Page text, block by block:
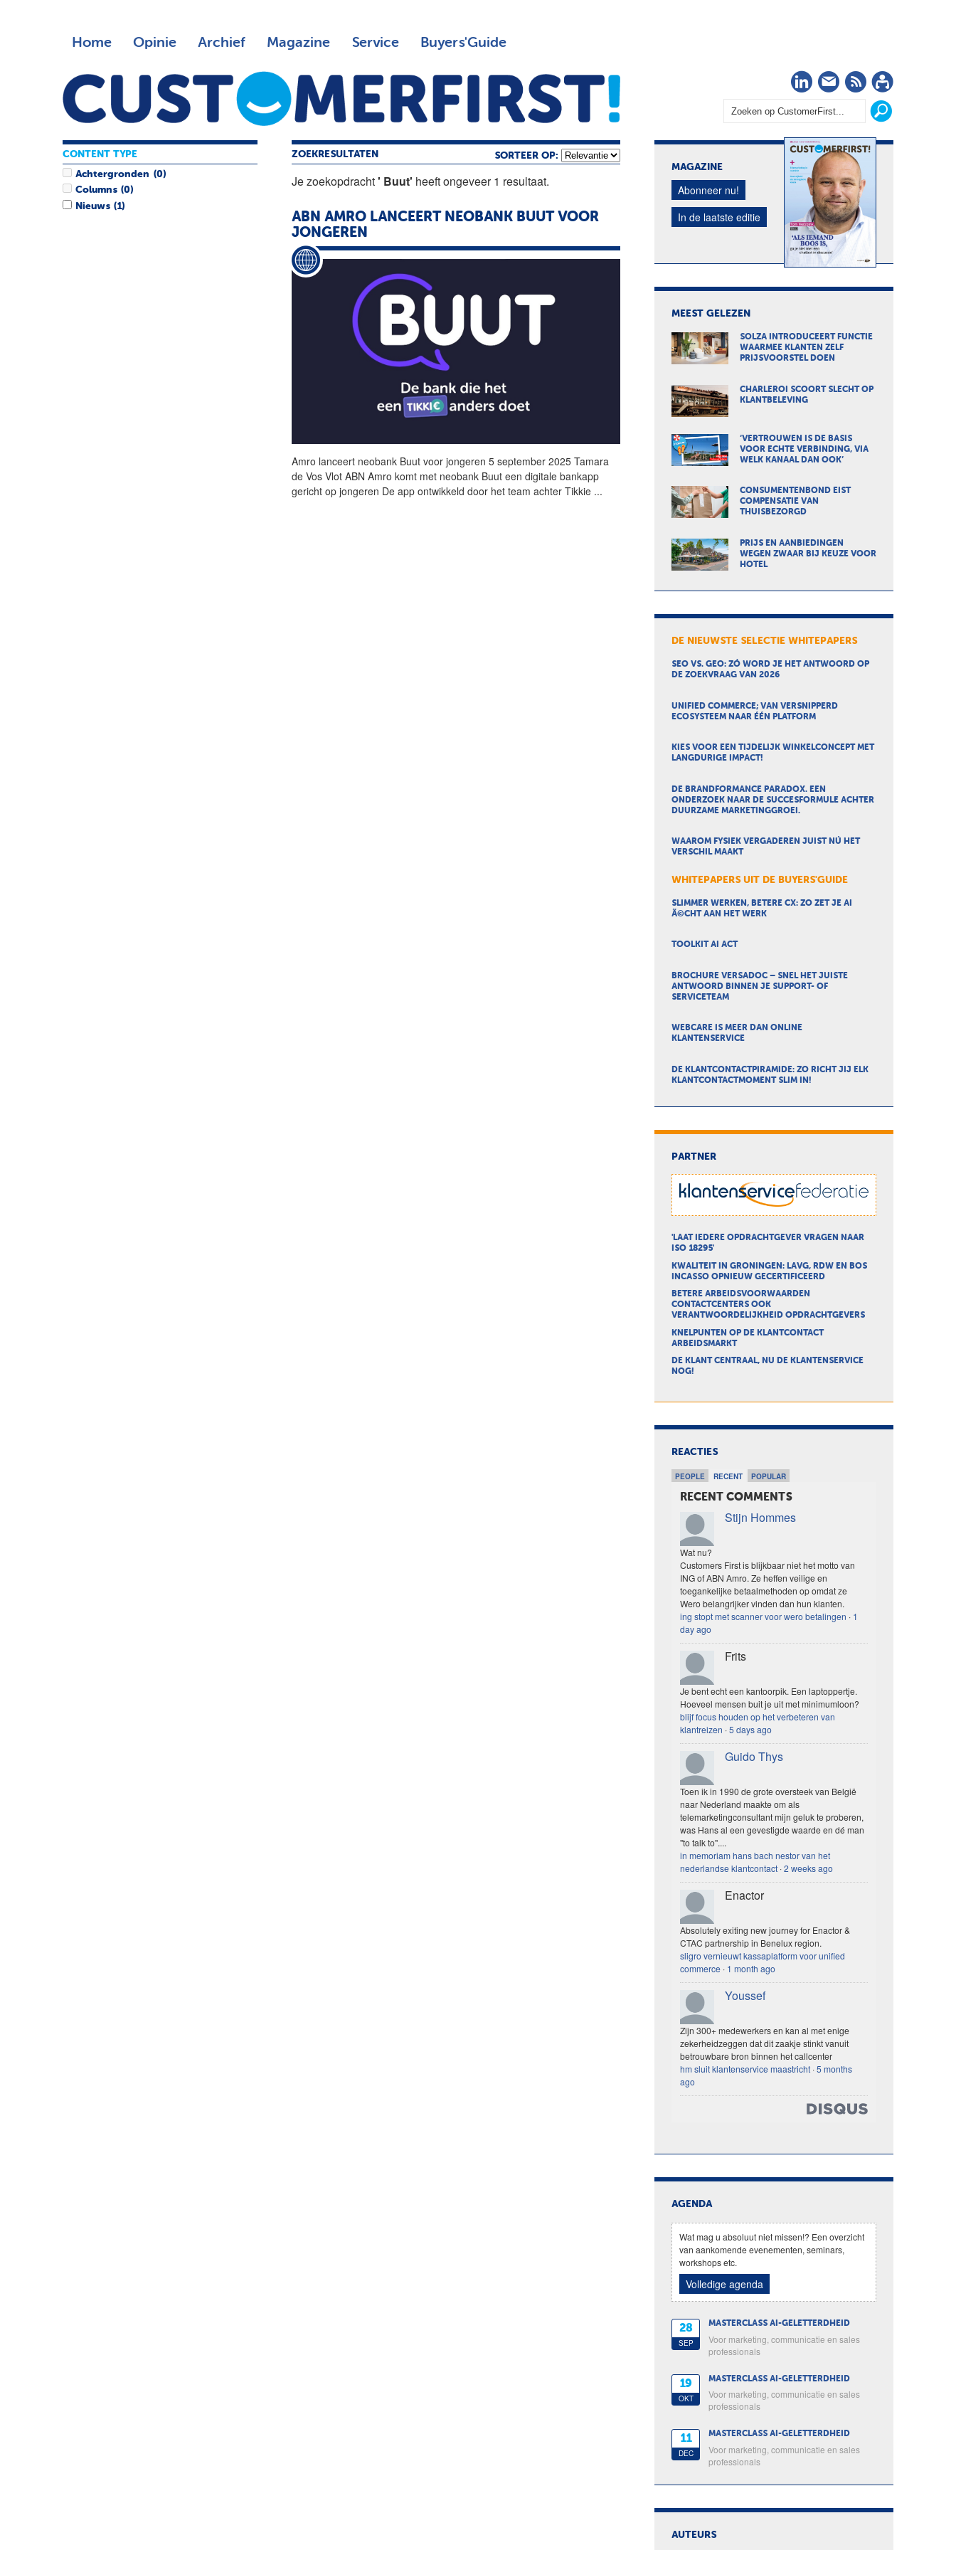
Home Opinie Archief Magazine Service Buyers'Guide
LinkedIn
Nieuwsbrief
RSS
ZOEKRESULTATEN SORTEER OP:
Je zoekopdracht' Buut' heeft ongeveer 1 resultaat.
ABN AMRO LANCEERT NEOBANK BUUTVOOR
JONGEREN
Amro lanceert neobank Buut voor jongeren 5 september 2025 Tamara
de Vos Vlot ABN Amro komt met neobank Buut een digitale bankapp
gericht op jongeren De app ontwikkeld door het team achter Tikkie ...
CONTENT TYPE
Achtergronden (0)
Columns (0)
Nieuws (1)
MAGAZINE
Abonneer nu!
In de laatste editie
MEEST GELEZEN
SOLZA INTRODUCEERT FUNCTIE
WAARMEE KLANTEN ZELF
PRIJSVOORSTEL DOEN
CHARLEROI SCOORT SLECHT OP
KLANTBELEVING
‘VERTROUWEN IS DE BASIS
VOOR ECHTE VERBINDING, VIA
WELK KANAAL DAN OOK’
CONSUMENTENBOND EIST
COMPENSATIE VAN
THUISBEZORGD
PRIJS EN AANBIEDINGEN
WEGEN ZWAAR BIJ KEUZE VOOR
HOTEL
DE NIEUWSTE SELECTIE WHITEPAPERS
SEO VS. GEO: ZÓ WORD JE HET ANTWOORD OP
DE ZOEKVRAAG VAN 2026
UNIFIED COMMERCE; VAN VERSNIPPERD
ECOSYSTEEM NAAR ÉÉN PLATFORM
KIES VOOR EEN TIJDELIJK WINKELCONCEPT MET
LANGDURIGE IMPACT!
DE BRANDFORMANCE PARADOX. EEN
ONDERZOEK NAAR DE SUCCESFORMULE ACHTER
DUURZAME MARKETINGGROEI.
WAAROM FYSIEK VERGADEREN JUIST NÚ HET
VERSCHIL MAAKT
WHITEPAPERS UIT DE BUYERS'GUIDE
SLIMMER WERKEN, BETERE CX: ZO ZET JE AI
Ã©CHT AAN HET WERK
TOOLKIT AI ACT
BROCHURE VERSADOC – SNEL HET JUISTE
ANTWOORD BINNEN JE SUPPORT- OF
SERVICETEAM
WEBCARE IS MEER DAN ONLINE
KLANTENSERVICE
DE KLANTCONTACTPIRAMIDE: ZO RICHT JIJ ELK
KLANTCONTACTMOMENT SLIM IN!
PARTNER
'LAAT IEDERE OPDRACHTGEVER VRAGEN NAAR
ISO 18295'
KWALITEIT IN GRONINGEN: LAVG, RDW EN BOS
INCASSO OPNIEUW GECERTIFICEERD
BETERE ARBEIDSVOORWAARDEN
CONTACTCENTERS OOK
VERANTWOORDELIJKHEID OPDRACHTGEVERS
KNELPUNTEN OP DE KLANTCONTACT
ARBEIDSMARKT
DE KLANT CENTRAAL, NU DE KLANTENSERVICE
NOG!
REACTIES
PEOPLE RECENT POPULAR
RECENT COMMENTS
Stijn Hommes
Wat nu?
Customers First is blijkbaar niet het motto van
ING of ABN Amro. Ze heffen veilige en
toegankelijke betaalmethoden op omdat ze
Wero belangrijker vinden dan hun klanten.
ing stopt met scanner voor wero betalingen · 1
day ago
Frits
Je bent echt een kantoorpik. Een laptoppertje.
Hoeveel mensen buit je uit met minimumloon?
blijf focus houden op het verbeteren van
klantreizen ·5 days ago
Guido Thys
Toen ik in 1990 de grote oversteek van België
naar Nederland maakte om als
telemarketingconsultant mijn geluk te proberen,
was Hans al een gevestigde waarde en dé man
"to talk to"....
in memoriam hans bach nestor van het
nederlandse klantcontact ·2 weeks ago
Enactor
Absolutely exiting new journey for Enactor &
CTAC partnership in Benelux region.
sligro vernieuwt kassaplatform voor unified
commerce · 1 month ago
Youssef
Zijn 300+ medewerkers en kan al met enige
zekerheidzeggen dat dit zaakje stinkt vanuit
betrouwbare bron binnen het callcenter
hm sluit klantenservice maastricht ·5 months
ago
AGENDA
Wat mag u absoluut niet missen!? Een overzicht
van aankomende evenementen, seminars,
workshops etc.
Volledige agenda
28
SEP
MASTERCLASS AI-GELETTERDHEID
Voor marketing, communicatie en sales
professionals
19
OKT
MASTERCLASS AI-GELETTERDHEID
Voor marketing, communicatie en sales
professionals
11
DEC
MASTERCLASS AI-GELETTERDHEID
Voor marketing, communicatie en sales
professionals
AUTEURS